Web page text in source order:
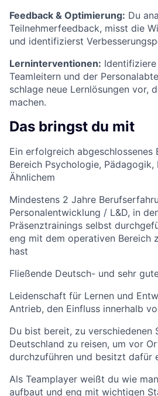
Feedback & Optimierung: Du
Teilnehmerfeedback, misst die
und identifizierst
Lerninterventionen:
Teamleitern und der
schlage neue Lernlösungen vor,
machen.
Das bringst du mit
Ein erfolgreich abgeschlossenes
Bereich Psychologie, Pädagogik,
Ähnlichem
Mindestens 2 Jahre
Personalentwicklung / L&D, in
Präsenztrainings selbst
eng mit dem operativen Bereich
hast
Fließende Deutsch- und sehr
Leidenschaft für Lernen und
Antrieb, den Einfluss innerhalb
Du bist bereit, zu verschiedenen
Deutschland zu reisen, um vor
durchzuführen und besitzt dafür
Als Teamplayer weißt du wie
aufbaut und eng mit wichtigen